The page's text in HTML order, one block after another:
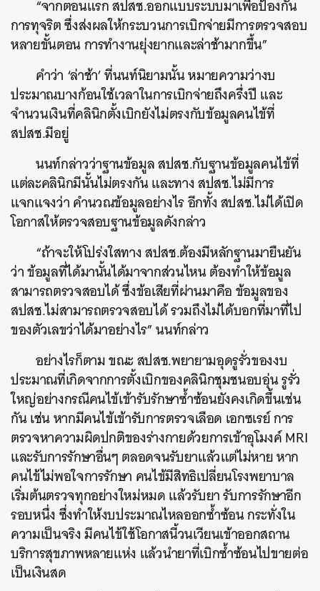
“จากตอนแรก สปสช.ออกแบบระบบมาเพื่อป้องกัน
การทุจริต ซึ่งส่งผลให้กระบวนการเบิกจ่ายมีการตรวจสอบ
หลายขั้นตอน การทำงานยุ่งยากและล่าช้ามากขึ้น”
คำว่า ‘ล่าช้า’ ที่นนท์นิยามนั้น หมายความว่างบ
ประมาณบางก้อนใช้เวลาในการเบิกจ่ายถึงครึ่งปี และ
จำนวนเงินที่คลินิกตั้งเบิกยังไม่ตรงกับข้อมูลคนไข้ที่
สปสช.มีอยู่
นนท์กล่าวว่าฐานข้อมูล สปสช.กับฐานข้อมูลคนไข้ที่
แต่ละคลินิกมีนั้นไม่ตรงกัน และทาง สปสช.ไม่มีการ
แจกแจงว่า คำนวณข้อมูลอย่างไร อีกทั้ง สปสช.ไม่ได้เปิด
โอกาสให้ตรวจสอบฐานข้อมูลดังกล่าว
“ถ้าจะให้โปร่งใสทาง สปสช.ต้องมีหลักฐานมายืนยัน
ว่า ข้อมูลที่ได้มานั้นได้มาจากส่วนไหน ต้องทำให้ข้อมูล
สามารถตรวจสอบได้ ซึ่งข้อเสียที่ผ่านมาคือ ข้อมูลของ
สปสช.ไม่สามารถตรวจสอบได้ รวมถึงไม่ได้บอกที่มาที่ไป
ของตัวเลขว่าได้มาอย่างไร” นนท์กล่าว
อย่างไรก็ตาม ขณะ สปสช.พยายามอุดรูรั่วของงบ
ประมาณที่เกิดจากการตั้งเบิกของคลินิกชุมชนอบอุ่น รูรั่ว
ใหญ่อย่างกรณีคนไข้เข้ารับรักษาซ้ำซ้อนยังคงเกิดขึ้นเช่น
กัน เช่น หากมีคนไข้เข้ารับการตรวจเลือด เอกซเรย์ การ
ตรวจหาความผิดปกติของร่างกายด้วยการเข้าอุโมงค์ MRI
และรับการรักษาอื่นๆ ตลอดจนรับยาแล้วแต่ไม่หาย หาก
คนไข้ไม่พอใจการรักษา คนไข้มีสิทธิเปลี่ยนโรงพยาบาล
เริ่มต้นตรวจทุกอย่างใหม่หมด แล้วรับยา รับการรักษาอีก
รอบหนึ่ง ซึ่งทำให้งบประมาณไหลออกซ้ำซ้อน กระทั่งใน
ความเป็นจริง มีคนไข้ใช้โอกาสนี้วนเวียนเข้าออกสถาน
บริการสุขภาพหลายแห่ง แล้วนำยาที่เบิกซ้ำซ้อนไปขายต่อ
เป็นเงินสด